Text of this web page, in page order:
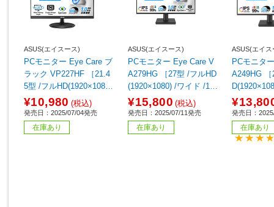
ASUS(エイスース)
PCモニター Eye Care ブ
ラック VP227HF ［21.4
5型 /フルHD(1920×1080)
/ワイド /100Hz］
¥10,980 (税込)
発売日：2025/07/04発売
在庫あり
ASUS(エイスース)
PCモニター Eye Care V
A279HG ［27型 /フルHD
(1920×1080) /ワイド /12
0Hz］
¥15,800 (税込)
発売日：2025/07/11発売
在庫あり
ASUS(エイス
PCモニタ
A249HG
20Hz］
発売日：
在庫あり